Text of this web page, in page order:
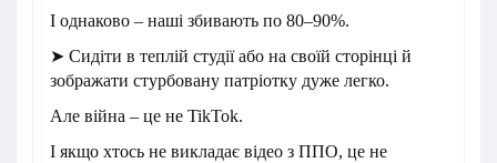
І однаково – наші збивають по 80–90%.
➤ Сидіти в теплій студії або на своїй сторінці й
зображати стурбовану патріотку дуже легко.
Але війна – це не TikTok.
І якщо хтось не викладає відео з ППО, це не